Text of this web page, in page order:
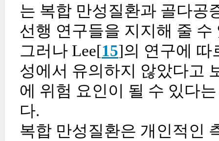
는 복합 만성질환과 골다공
선행 연구들을 지지해 줄
그러나 Lee[15]의 연구에 따
성에서 유의하지 않았다고
에 위험 요인이 될 수 있다
다.
복합 만성질환은 개인적인